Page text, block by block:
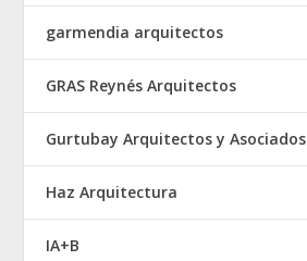
garmendia arquitectos
GRAS Reynés Arquitectos
Gurtubay Arquitectos y Asociados
Haz Arquitectura
IA+B